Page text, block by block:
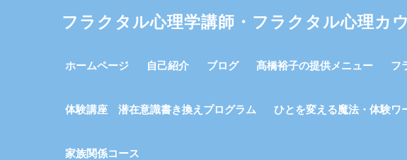
フラクタル心理学講師・フラクタル心理
ホームページ 自己紹介 ブログ 髙橋裕子の提供メニュー フ
体験講座 潜在意識書き換えプログラム ひとを変える魔法・体験ワ
家族関係コース